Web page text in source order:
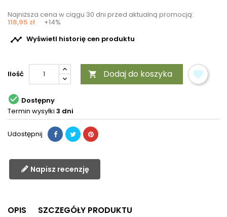
Najniższa cena w ciągu 30 dni przed aktualną promocją:
118,95 zł +14%
 Wyświetl historię cen produktu
Ilość  Dodaj do koszyka
 Dostępny
Termin wysyłki 3 dni
Udostępnij
Napisz recenzję
OPIS
SZCZEGÓŁY PRODUKTU